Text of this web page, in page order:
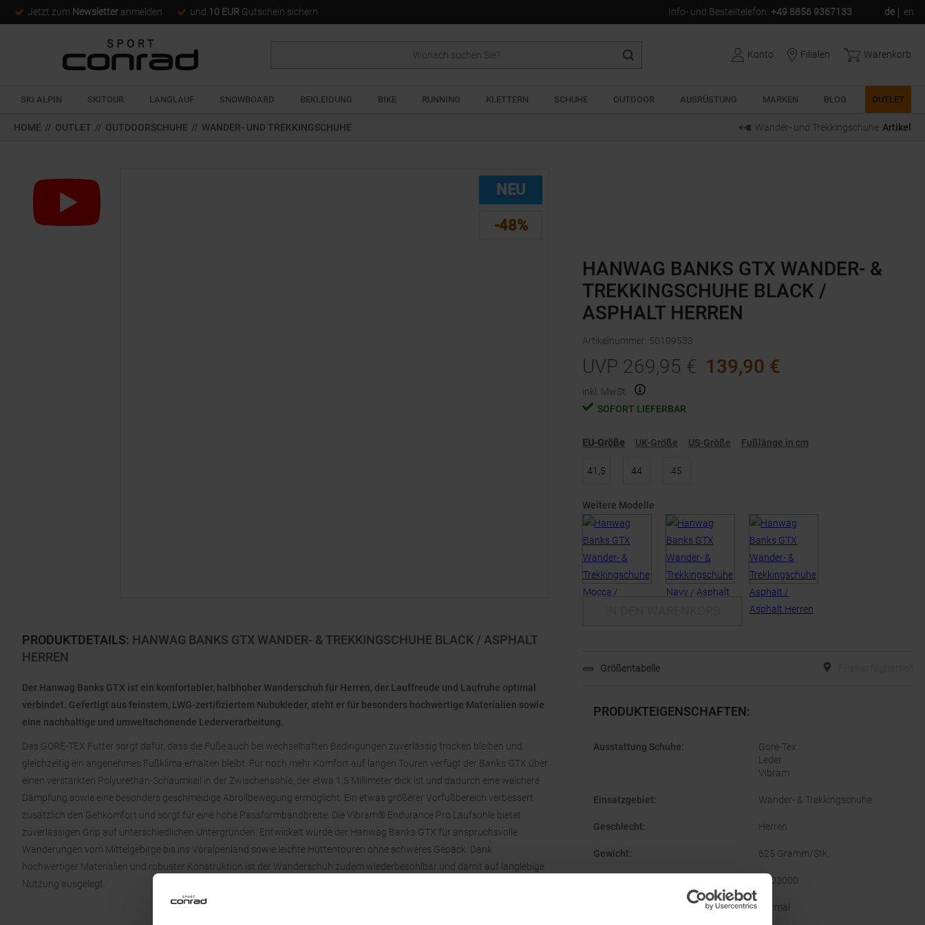
Jetzt zum Newsletter anmelden und 10 EUR Gutschein sichern Info- und Bestelltelefon: +49 8856 9367133 de en
Konto Filialen Warenkorb
SKI ALPIN SKITOUR LANGLAUF SNOWBOARD BEKLEIDUNG BIKE RUNNING KLETTERN SCHUHE OUTDOOR AUSRÜSTUNG MARKEN BLOG OUTLET
HOME // OUTLET // OUTDOORSCHUHE // WANDER- UND TREKKINGSCHUHE Wander- und Trekkingschuhe Artikel
NEU
-48%
PRODUKTDETAILS: HANWAG BANKS GTX WANDER- & TREKKINGSCHUHE BLACK / ASPHALT
HERREN
Der Hanwag Banks GTX ist ein komfortabler, halbhoher Wanderschuh für Herren, der Lauffreude und Laufruhe optimal
verbindet. Gefertigt aus feinstem, LWG-zertifiziertem Nubukleder, steht er für besonders hochwertige Materialien sowie
eine nachhaltige und umweltschonende Lederverarbeitung.
Das GORE-TEX Futter sorgt dafür, dass die Füße auch bei wechselhaften Bedingungen zuverlässig trocken bleiben und
gleichzeitig ein angenehmes Fußklima erhalten bleibt. Für noch mehr Komfort auf langen Touren verfügt der Banks GTX über
einen verstärkten Polyurethan-Schaumkeil in der Zwischensohle, der etwa 1,5 Millimeter dick ist und dadurch eine weichere
Dämpfung sowie eine besonders geschmeidige Abrollbewegung ermöglicht. Ein etwas größerer Vorfußbereich verbessert
zusätzlich den Gehkomfort und sorgt für eine hohe Passformbandbreite. Die Vibram® Endurance Pro Laufsohle bietet
zuverlässigen Grip auf unterschiedlichen Untergründen. Entwickelt wurde der Hanwag Banks GTX für anspruchsvolle
Wanderungen vom Mittelgebirge bis ins Voralpenland sowie leichte Hüttentouren ohne schweres Gepäck. Dank
hochwertiger Materialien und robuster Konstruktion ist der Wanderschuh zudem wiederbesohlbar und damit auf langlebige
Nutzung ausgelegt.
HANWAG BANKS GTX WANDER- &
TREKKINGSCHUHE BLACK /
ASPHALT HERREN
Artikelnummer: 50109533
UVP 269,95 € 139,90 €
inkl. MwSt.
SOFORT LIEFERBAR
EU-Größe UK-Größe US-Größe Fußlänge in cm
41,5 44 45
Weitere Modelle
Größentabelle
PRODUKTEIGENSCHAFTEN:
Ausstattung Schuhe:
Gore-Tex
Leder
Vibram
Einsatzgebiet: Wander- & Trekkingschuhe
Geschlecht: Herren
Gewicht: 625 Gramm/Stk.
H203000
Normal